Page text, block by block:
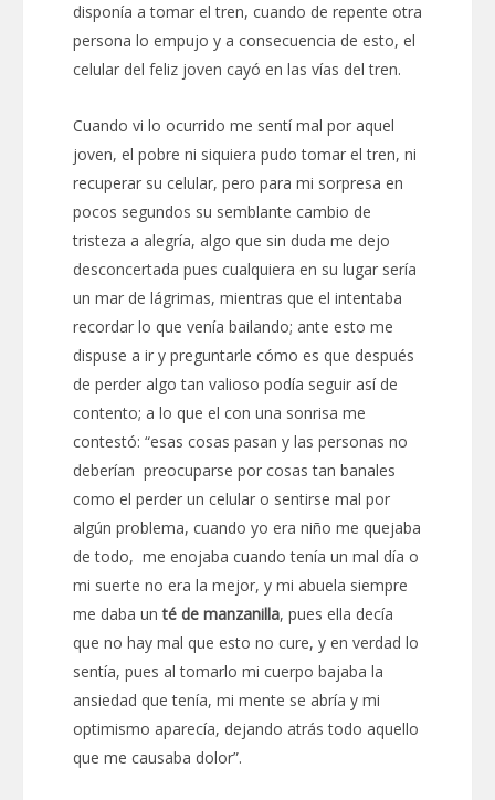
disponía a tomar el tren, cuando de repente otra
persona lo empujo y a consecuencia de esto, el
celular del feliz joven cayó en las vías del tren.
Cuando vi lo ocurrido me sentí mal por aquel
joven, el pobre ni siquiera pudo tomar el tren, ni
recuperar su celular, pero para mi sorpresa en
pocos segundos su semblante cambio de
tristeza a alegría, algo que sin duda me dejo
desconcertada pues cualquiera en su lugar sería
un mar de lágrimas, mientras que el intentaba
recordar lo que venía bailando; ante esto me
dispuse a ir y preguntarle cómo es que después
de perder algo tan valioso podía seguir así de
contento; a lo que el con una sonrisa me
contestó: “esas cosas pasan y las personas no
deberían preocuparse por cosas tan banales
como el perder un celular o sentirse mal por
algún problema, cuando yo era niño me quejaba
de todo, me enojaba cuando tenía un mal día o
mi suerte no era la mejor, y mi abuela siempre
me daba unté de manzanilla, pues ella decía
que no hay mal que esto no cure, y en verdad lo
sentía, pues al tomarlo mi cuerpo bajaba la
ansiedad que tenía, mi mente se abría y mi
optimismo aparecía, dejando atrás todo aquello
que me causaba dolor”.